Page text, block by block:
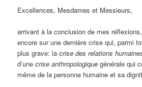
Excellences, Mesdames et Messieurs,
arrivant à la conclusion de mes
encore sur une dernière crise qui, parmi
plus grave: lacrise des relations
d’unecrise anthropologique générale qui
même de la personne humaine et sa